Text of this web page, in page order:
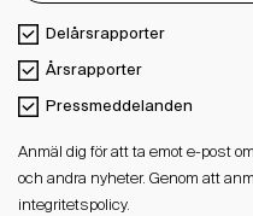
Delårsrapporter
Årsrapporter
Pressmeddelanden
Anmäl dig för att ta emot e-post
och andra nyheter. Genom att
integritetspolicy.